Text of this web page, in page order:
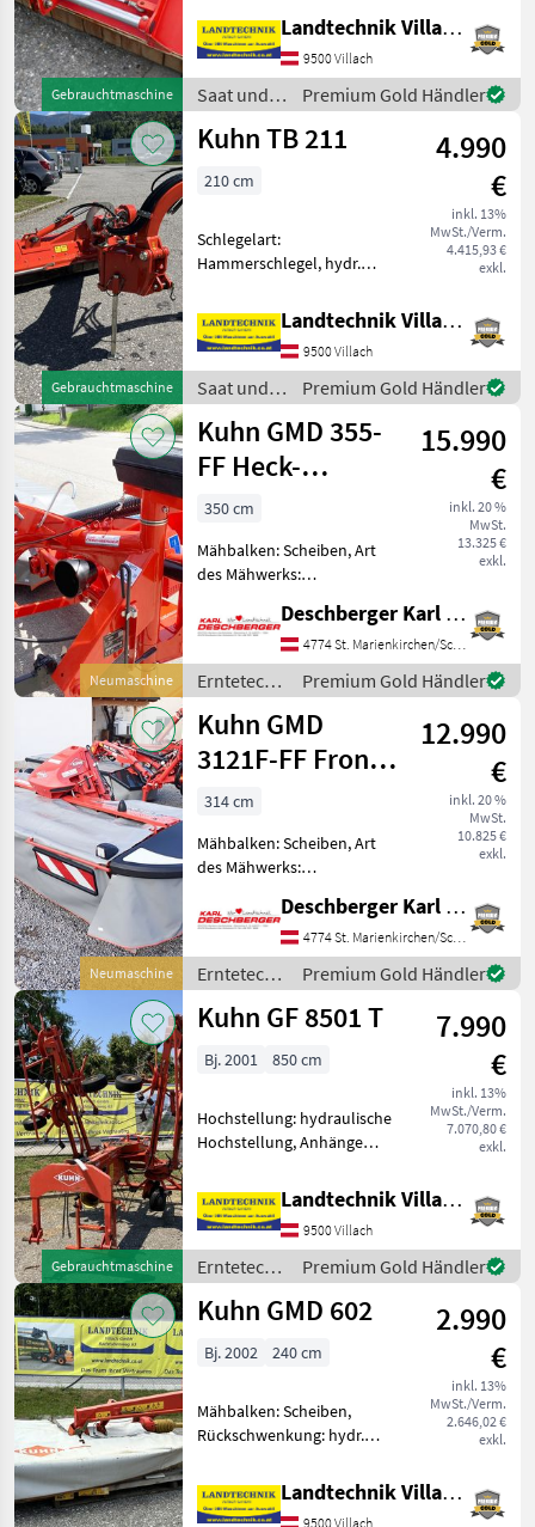
Gebrauchtmaschine
Freilauf im Getriebe,
seitliche Kufen Kuhn Profi
Mulcher BPR 305, vorne mit
Variablen Blechschutz,
hydr. Seite
Landtechnik Villach GmbH
9500 Villach
Saat und
Pflege /
Kuhn
Premium Gold Händler
Gebrauchtmaschine
Kuhn TB 211
4.990
€
inkl. 13%
MwSt./Verm.
4.415,93 €
exkl.
210 cm
Schlegelart:
Hammerschlegel, hydr.
Getriebe, Bodenstützwalze
Kuhn Seitenmulcher TB 211
mit Hammerausführung,
hydraulisch Klappbar mit
Weitwi
Landtechnik Villach GmbH
9500 Villach
Saat und
Pflege /
Kuhn
Premium Gold Händler
Neumaschine
Kuhn GMD 355-
FF Heck-
Scheibenmähwerk
15.990
€
inkl. 20 %
MwSt.
13.325 €
exkl.
350 cm
Mähbalken: Scheiben, Art
des Mähwerks:
355-FF Heck-
Scheibenmähwerk mit 9
Mähscheiben, FAST-FIT
Messerschnellwechsel,
PROTECTADRIVE
Scheibenwelle
Deschberger Karl Landtechnik GesmbH & Co KG
4774 St. Marienkirchen/Schärding
Erntetechnik
Grünland /
Kuhn
Premium Gold Händler
Neumaschine
Kuhn GMD
3121F-FF Front-
Scheibenmähwerk
12.990
€
inkl. 20 %
MwSt.
10.825 €
exkl.
314 cm
Mähbalken: Scheiben, Art
des Mähwerks:
Beleuchtung Kuhn GMD
3121F-FF Front-
Scheibenmähwerk mit 3, 14
m Arbeitsbreite, 3 m
Transportbreite, OPTIDISC
ELITE
Deschberger Karl Landtechnik GesmbH & Co KG
4774 St. Marienkirchen/Schärding
Erntetechnik
Grünland /
Kuhn
Premium Gold Händler
Gebrauchtmaschine
Kuhn GF 8501 T
7.990
€
inkl. 13%
MwSt./Verm.
7.070,80 €
exkl.
Bj. 2001 850 cm
Hochstellung: hydraulische
Hochstellung, Anhänge
Transport Fahrwerk,
Schutzbügel Kuhn GF 8501
Digidrive, 8-Kreiselheuer
mit Fahrwerk, 8 Kreisel mi
Landtechnik Villach GmbH
9500 Villach
Erntetechnik
Grünland /
Kuhn
Premium Gold Händler
Kuhn GMD 602
2.990
€
inkl. 13%
MwSt./Verm.
2.646,02 €
exkl.
Bj. 2002 240 cm
Mähbalken: Scheiben,
Rückschwenkung: hydr.
Mähwerks: Heckmähwerke,
Klingenschnellverschluss
Landtechnik Villach GmbH
9500 Villach